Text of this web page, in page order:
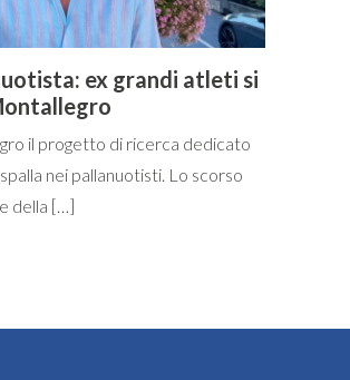
ex grandi atleti si
il progetto di ricerca dedicato
nei pallanuotisti. Lo scorso
della […]